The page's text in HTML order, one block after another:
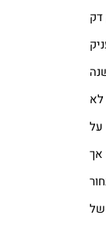
דק
אך
של